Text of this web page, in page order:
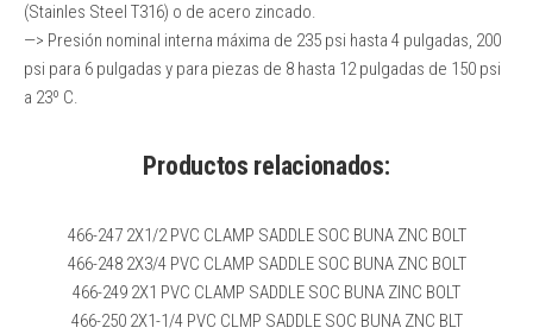
(Stainles Steel T316) o de acero zincado.
—> Presión nominal interna máxima de 235 psi hasta 4 pulgadas, 200
psi para 6 pulgadas y para piezas de 8 hasta 12 pulgadas de 150 psi
a 23º C.
Productos relacionados:
466-247 2X1/2 PVC CLAMP SADDLE SOC BUNA ZNC BOLT
466-248 2X3/4 PVC CLAMP SADDLE SOC BUNA ZNC BOLT
466-249 2X1 PVC CLAMP SADDLE SOC BUNA ZINC BOLT
466-250 2X1-1/4 PVC CLMP SADDLE SOC BUNA ZNC BLT